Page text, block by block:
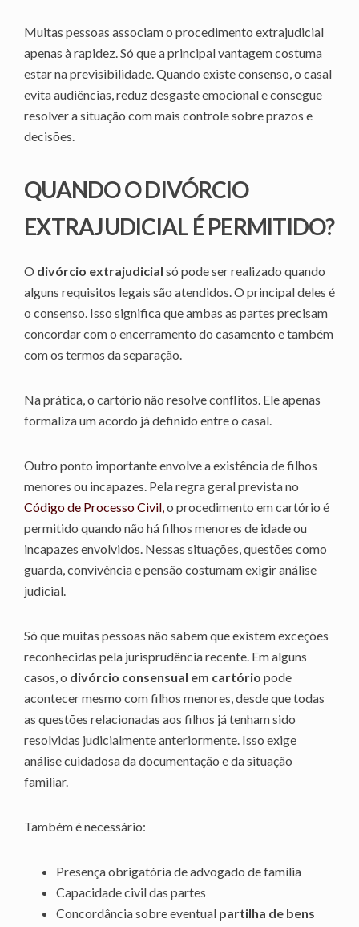
Muitas pessoas associam o procedimento extrajudicial
apenas à rapidez. Só que a principal vantagem costuma
estar na previsibilidade. Quando existe consenso, o casal
evita audiências, reduz desgaste emocional e consegue
resolver a situação com mais controle sobre prazos e
decisões.
QUANDO O DIVÓRCIO
EXTRAJUDICIAL É PERMITIDO?
O divórcio extrajudicial só pode ser realizado quando
alguns requisitos legais são atendidos. O principal deles é
o consenso. Isso significa que ambas as partes precisam
concordar com o encerramento do casamento e também
com os termos da separação.
Na prática, o cartório não resolve conflitos. Ele apenas
formaliza um acordo já definido entre o casal.
Outro ponto importante envolve a existência de filhos
menores ou incapazes. Pela regra geral prevista no
Código de Processo Civil,o procedimento em cartório é
permitido quando não há filhos menores de idade ou
incapazes envolvidos. Nessas situações, questões como
guarda, convivência e pensão costumam exigir análise
judicial.
Só que muitas pessoas não sabem que existem exceções
reconhecidas pela jurisprudência recente. Em alguns
casos, o divórcio consensual em cartório pode
acontecer mesmo com filhos menores, desde que todas
as questões relacionadas aos filhos já tenham sido
resolvidas judicialmente anteriormente. Isso exige
análise cuidadosa da documentação e da situação
familiar.
Também é necessário:
Presença obrigatória de advogado de família
Capacidade civil das partes
Concordância sobre eventual partilha de bens